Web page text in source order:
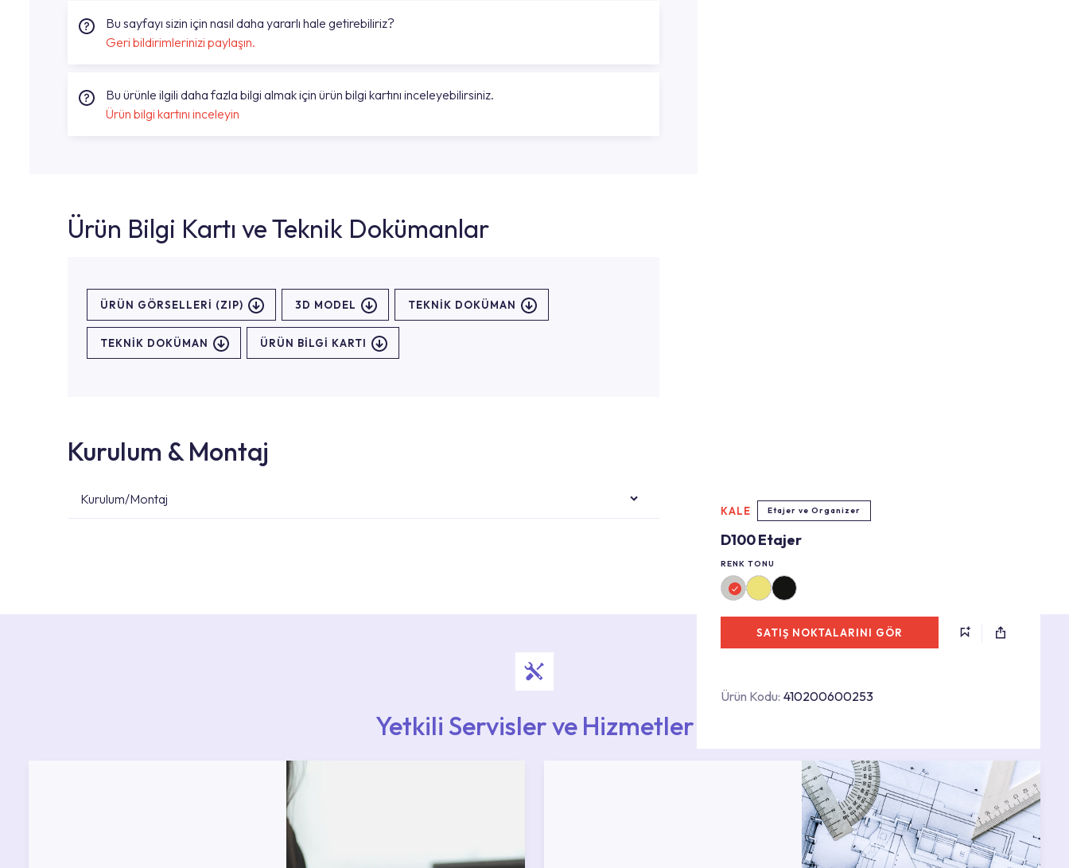
KALE Etajer ve Organizer
D100 Etajer
RENK TONU
SATIŞ NOKTALARINI GÖR
Ürün Kodu: 410200600253
Bu sayfayı sizin için nasıl daha yararlı hale getirebiliriz?
Geri bildirimlerinizi paylaşın.
Bu ürünle ilgili daha fazla bilgi almak için ürün bilgi kartını inceleyebilirsiniz.
Ürün bilgi kartını inceleyin
Ürün Bilgi Kartı ve Teknik Dokümanlar
ÜRÜN GÖRSELLERI (ZIP) 3D MODEL TEKNİK DOKÜMAN
TEKNİK DOKÜMAN ÜRÜN BILGI KARTI
Kurulum & Montaj
Kurulum/Montaj
Yetkili Servisler ve Hizmetler